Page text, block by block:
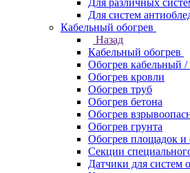
Для различных
Для систем
Кабельный обогрев
Назад
Кабельный обогрев
Обогрев кабельный
Обогрев кровли
Обогрев труб
Обогрев бетона
Обогрев
Обогрев грунта
Обогрев площадок и
Секции
Датчики для систем